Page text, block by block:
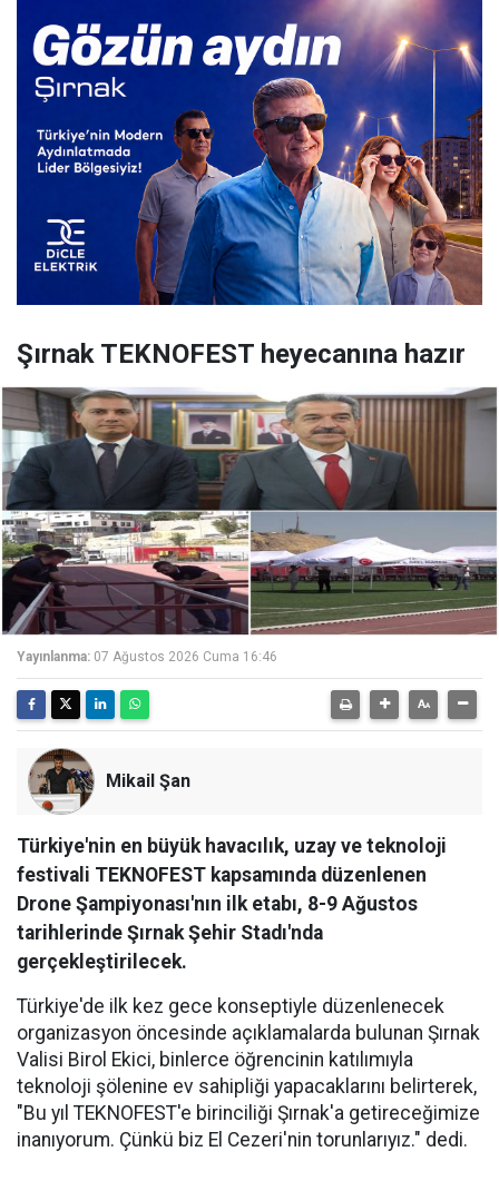
Şırnak TEKNOFEST heyecanına hazır
Yayınlanma: 07 Ağustos 2026 Cuma 16:46
Mikail Şan
Türkiye'nin en büyük havacılık, uzay ve teknoloji
festivali TEKNOFEST kapsamında düzenlenen
Drone Şampiyonası'nın ilk etabı, 8-9 Ağustos
tarihlerinde Şırnak Şehir Stadı'nda
gerçekleştirilecek.
Türkiye'de ilk kez gece konseptiyle düzenlenecek
organizasyon öncesinde açıklamalarda bulunan Şırnak
Valisi Birol Ekici, binlerce öğrencinin katılımıyla
teknoloji şölenine ev sahipliği yapacaklarını belirterek,
"Bu yıl TEKNOFEST'e birinciliği Şırnak'a getireceğimize
inanıyorum. Çünkü biz El Cezeri'nin torunlarıyız." dedi.